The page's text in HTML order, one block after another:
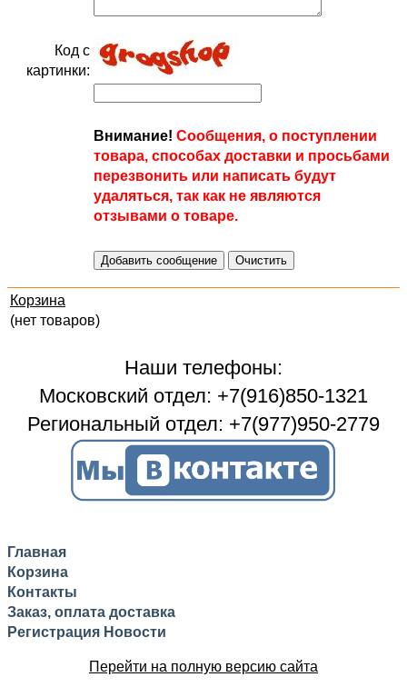
Код с
картинки:
Внимание! Сообщения, о поступлении
товара, способах доставки и просьбами
перезвонить или написать будут
удаляться, так как не являются
отзывами о товаре.
Корзина
(нет товаров)
Наши телефоны:
Московский отдел: +7(916)850-1321
Региональный отдел: +7(977)950-2779
Главная
Корзина
Контакты
Заказ, оплата доставка
Регистрация Новости
Перейти на полную версию сайта